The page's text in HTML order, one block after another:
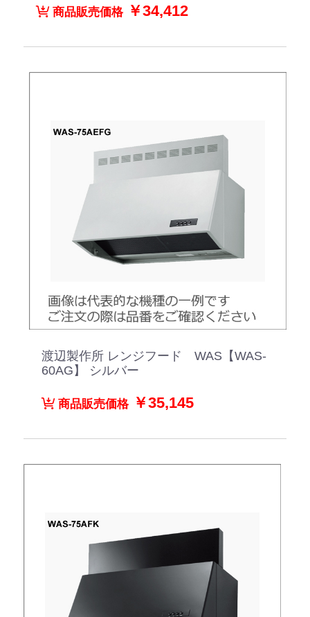
商品販売価格￥34,412
渡辺製作所 レンジフード WAS【WAS-
60AG】 シルバー
商品販売価格￥35,145